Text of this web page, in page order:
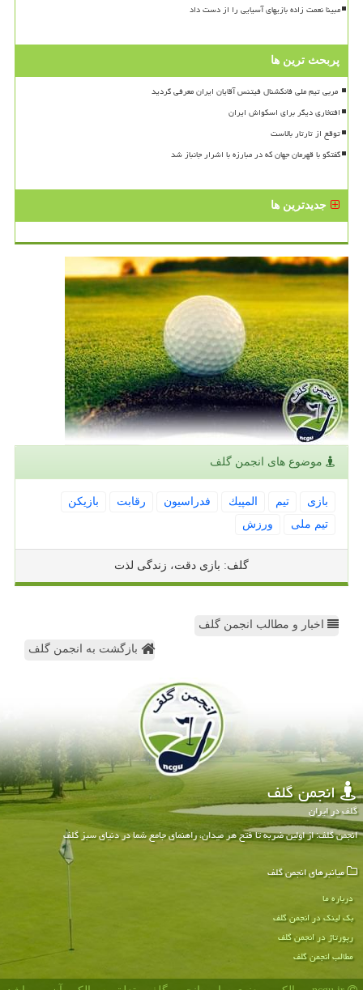
مبینا نعمت زاده بازیهای آسیایی را از دست داد
پربحث ترین ها
افتخاری دیگر برای اسکواش ایران
توقع از تارتار بالاست
گفتگو با قهرمان جهان که در مبارزه با اشرار جانباز شد
جدیدترین ها
موضوع های انجمن گلف
بازی تیم المپیك فدراسیون رقابت
بازیكن
تیم ملی
ورزش
گلف: بازی دقت، زندگی لذت
اخبار و مطالب انجمن گلف
بازگشت به انجمن گلف
انجمن گلف
گلف در ایران
انجمن گلف: از اولین ضربه تا فتح هر میدان، راهنمای جامع شما در دنیای سبز گلف
میانبرهای انجمن گلف
درباره ما
بک لینک در انجمن گلف
رپورتاژ در انجمن گلف
مطالب انجمن گلف